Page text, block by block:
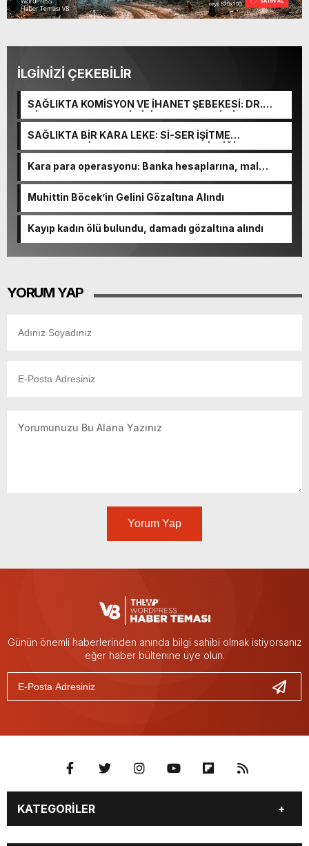
İLGİNİZİ ÇEKEBİLİR
SAĞLIKTA KOMİSYON VE İHANET ŞEBEKESİ: DR.
NİHAT URUÇ VE SEMİH İŞİTME MERKEZİ’NİN SGK
VURGUNU!
SAĞLIKTA BİR KARA LEKE: Sİ-SER İŞİTME
MERKEZLERİ VE MODERN UMUT TACİRLİĞİ
Kara para operasyonu: Banka hesaplarına, mal
Muhittin Böcek’in Gelini Gözaltına Alındı
Kayıp kadın ölü bulundu, damadı gözaltına alındı
YORUM YAP
Yorum Yap
Günün önemli haberlerinden anında bilgi sahibi olmak istiyorsanız
eğer haber bültenine üye olun.
KATEGORİLER
BURÇLAR CANLI BORSA